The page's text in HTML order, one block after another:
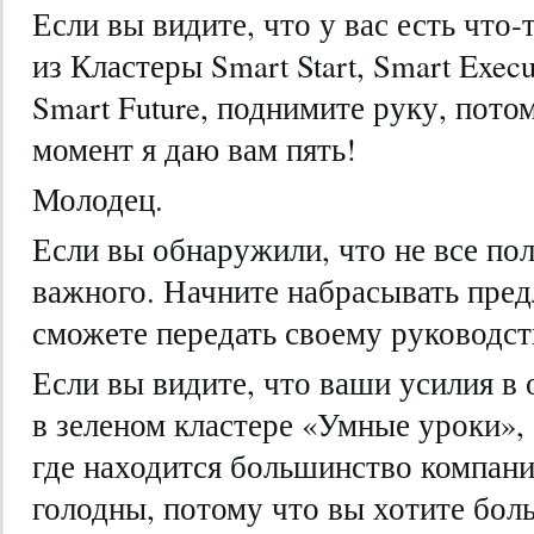
Если вы видите, что у вас есть
из Кластеры Smart Start, Smart
Smart Future, поднимите руку,
момент я даю вам пять!
Молодец.
Если вы обнаружили, что не все
важного. Начните набрасывать
сможете передать своему
Если вы видите, что ваши усилия в
в зеленом кластере «Умные
где находится большинство
голодны, потому что вы хотите